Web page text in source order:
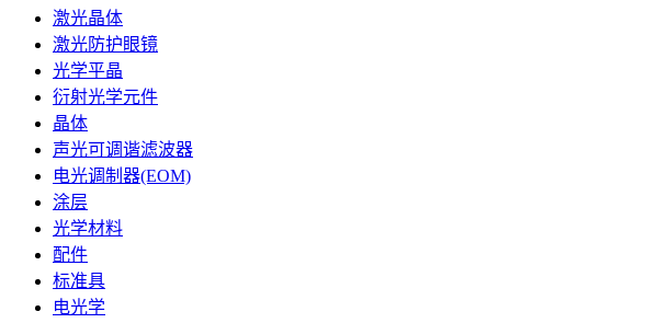
激光晶体
激光防护眼镜
光学平晶
衍射光学元件
晶体
声光可调谐滤波器
电光调制器(EOM)
涂层
光学材料
配件
标准具
电光学